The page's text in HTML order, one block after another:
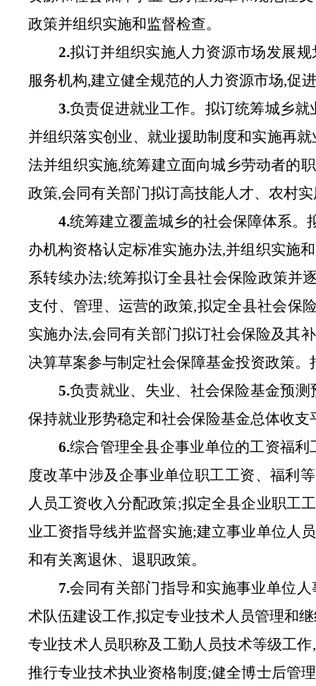
政策并组织实施和监督检查。
2.拟订并组织实施人力资源市场发展
服务机构,建立健全规范的人力资源市场,促
3.负责促进就业工作。拟订统筹城乡
并组织落实创业、就业援助制度和实施再
法并组织实施,统筹建立面向城乡劳动者的
政策,会同有关部门拟订高技能人才、农村
4.统筹建立覆盖城乡的社会保障体系。
办机构资格认定标准实施办法,并组织实施
系转续办法;统筹拟订全县社会保险政策并
支付、管理、运营的政策,拟定全县社会保
实施办法,会同有关部门拟订社会保险及其
决算草案参与制定社会保障基金投资政策
5.负责就业、失业、社会保险基金预测
保持就业形势稳定和社会保险基金总体收支
6.综合管理全县企事业单位的工资福利
度改革中涉及企事业单位职工工资、福利
人员工资收入分配政策;拟定全县企业职工
业工资指导线并监督实施;建立事业单位人
和有关离退休、退职政策。
7.会同有关部门指导和实施事业单位
术队伍建设工作,拟定专业技术人员管理和
专业技术人员职称及工勤人员技术等级工
推行专业技术执业资格制度;健全博士后管